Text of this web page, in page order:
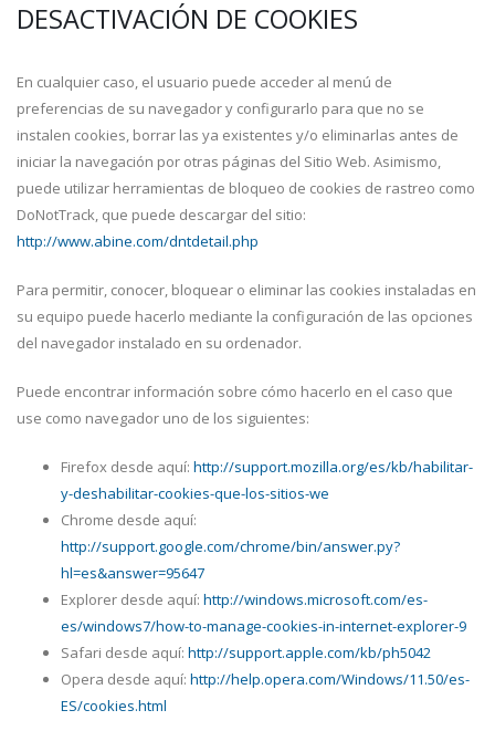
DESACTIVACIÓN DE COOKIES
En cualquier caso, el usuario puede acceder al menú de
preferencias de su navegador y configurarlo para que no se
instalen cookies, borrar las ya existentes y/o eliminarlas antes de
iniciar la navegación por otras páginas del Sitio Web. Asimismo,
puede utilizar herramientas de bloqueo de cookies de rastreo como
DoNotTrack, que puede descargar del sitio:
http://www.abine.com/dntdetail.php
Para permitir, conocer, bloquear o eliminar las cookies instaladas en
su equipo puede hacerlo mediante la configuración de las opciones
del navegador instalado en su ordenador.
Puede encontrar información sobre cómo hacerlo en el caso que
use como navegador uno de los siguientes:
Firefox desde aquí: http://support.mozilla.org/es/kb/habilitar-
y-deshabilitar-cookies-que-los-sitios-we
Chrome desde aquí:
http://support.google.com/chrome/bin/answer.py?
hl=es&answer=95647
Explorer desde aquí: http://windows.microsoft.com/es-
es/windows7/how-to-manage-cookies-in-internet-explorer-9
Safari desde aquí: http://support.apple.com/kb/ph5042
Opera desde aquí: http://help.opera.com/Windows/11.50/es-
ES/cookies.html